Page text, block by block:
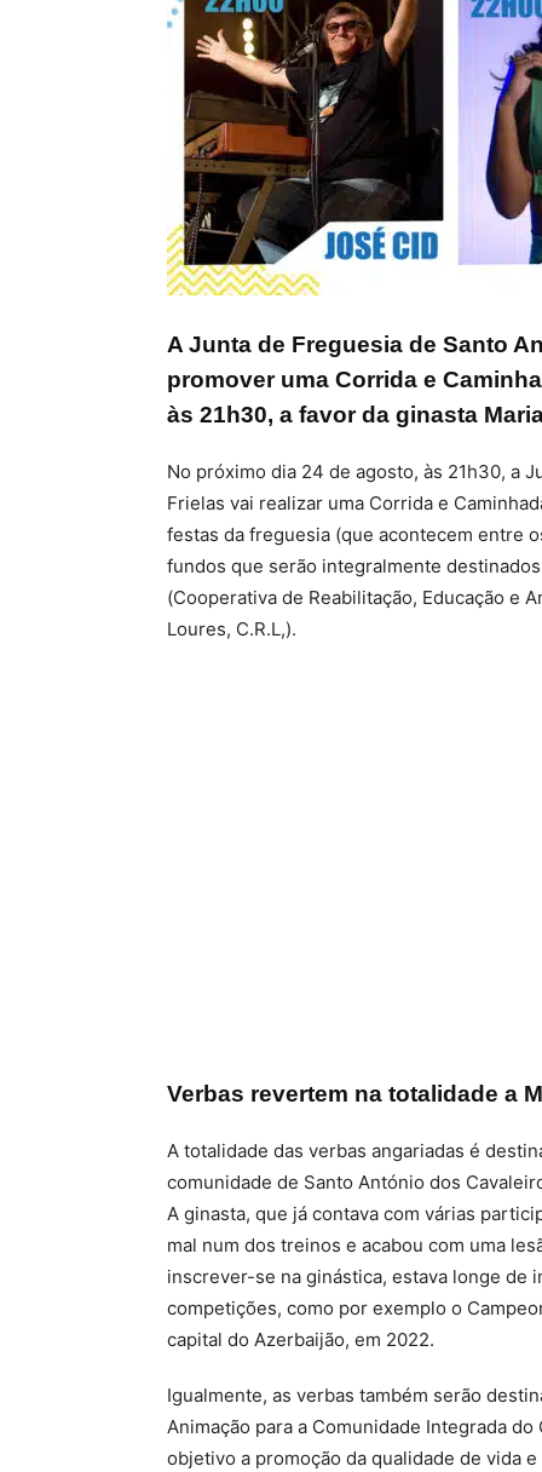
A Junta de Freguesia de Santo
promover uma Corrida e
às 21h30, a favor da ginasta
No próximo dia 24 de agosto, às 21h30, a
Frielas vai realizar uma Corrida e
festas da freguesia (que acontecem entre
fundos que serão integralmente
(Cooperativa de Reabilitação, Educação e
Loures, C.R.L,).
Verbas revertem na totalidade a
A totalidade das verbas angariadas é
comunidade de Santo António dos
A ginasta, que já contava com várias
mal num dos treinos e acabou com uma
inscrever-se na ginástica, estava longe de
competições, como por exemplo o
capital do Azerbaijão, em 2022.
Igualmente, as verbas também serão
Animação para a Comunidade Integrada
objetivo a promoção da qualidade de vida